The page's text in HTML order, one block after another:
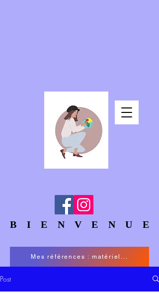
Mes références : matériel...
BIENVENUE
BIENVENUE
Post